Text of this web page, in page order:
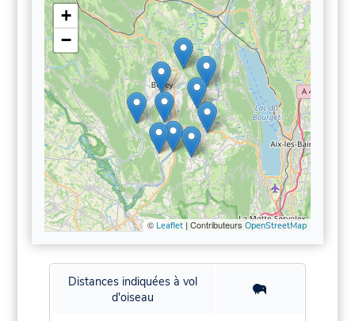
+
−
© Leaflet| ContributeursOpenStreetMap
Distances indiquées à vol
d'oiseau